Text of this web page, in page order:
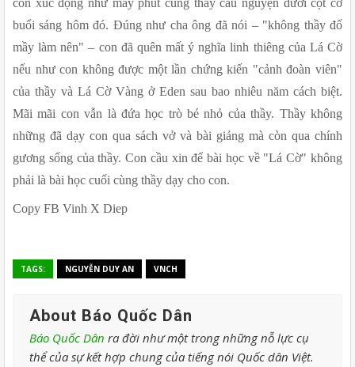
con xúc động như mấy phút cùng thầy cầu nguyện dưới cột cờ
buổi sáng hôm đó. Đúng như cha ông đã nói – "không thầy đố
mầy làm nên" – con đã quên mất ý nghĩa linh thiêng của Lá Cờ
nếu như con không được một lần chứng kiến "cảnh đoàn viên"
của thầy và Lá Cờ Vàng ở Eden sau bao nhiêu năm cách biệt.
Mãi mãi con vẫn là đứa học trò bé nhỏ của thầy. Thầy không
những đã dạy con qua sách vở và bài giảng mà còn qua chính
gương sống của thầy. Con cầu xin để bài học về "Lá Cờ" không
phải là bài học cuối cùng thầy dạy cho con.
Copy FB Vinh X Diep
TAGS: NGUYỄN DUY AN VNCH
About Báo Quốc Dân
Báo Quốc Dân ra đời như một trong những nỗ lực cụ
thể của sự kết hợp chung của tiếng nói Quốc dân Việt.